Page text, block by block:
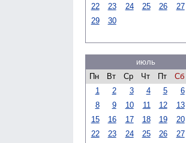
22
23 24 25 26 27
29
30
июль
Пн
Вт Ср Чт Пт Сб
1
2 3 4 5 6
8
9 10 11 12 13
15
16 17 18 19 20
22
23 24 25 26 27